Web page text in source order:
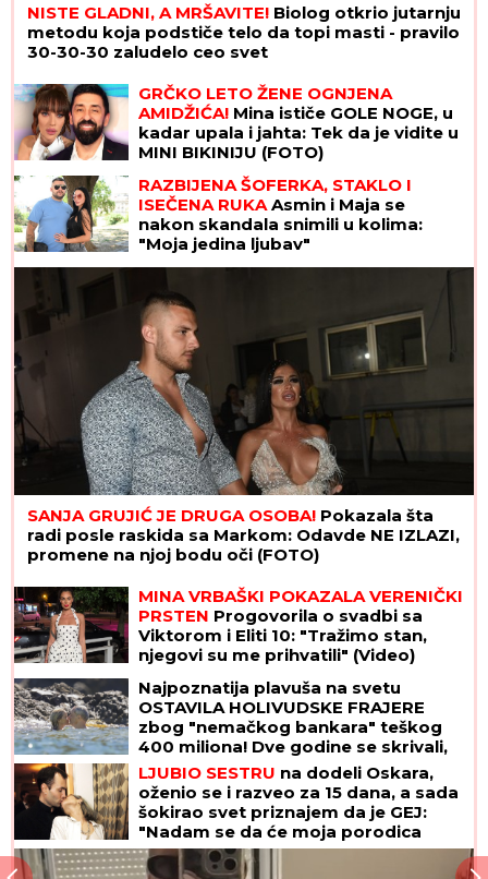
NISTE GLADNI, A MRŠAVITE! Biolog otkrio jutarnju
metodu koja podstiče telo da topi masti - pravilo
30-30-30 zaludelo ceo svet
GRČKO LETO ŽENE OGNJENA
AMIDŽIĆA! Mina ističe GOLE NOGE, u
kadar upala i jahta: Tek da je vidite u
MINI BIKINIJU (FOTO)
RAZBIJENA ŠOFERKA, STAKLO I
ISEČENA RUKAAsmin i Maja se
nakon skandala snimili u kolima:
"Moja jedina ljubav"
SANJA GRUJIĆ JE DRUGA OSOBA! Pokazala šta
radi posle raskida sa Markom: Odavde NE IZLAZI,
promene na njoj bodu oči (FOTO)
MINA VRBAŠKI POKAZALA VERENIČKI
PRSTEN Progovorila o svadbi sa
Viktorom i Eliti 10: "Tražimo stan,
njegovi su me prihvatili" (Video)
Najpoznatija plavuša na svetu
OSTAVILA HOLIVUDSKE FRAJERE
zbog "nemačkog bankara" teškog
400 miliona! Dve godine se skrivali,
sad su pale maske
LJUBIO SESTRU na dodeli Oskara,
oženio se i razveo za 15 dana, a sada
šokirao svet priznajem da je GEJ:
"Nadam se da će moja porodica
odabrati razumevanje umesto
osude"